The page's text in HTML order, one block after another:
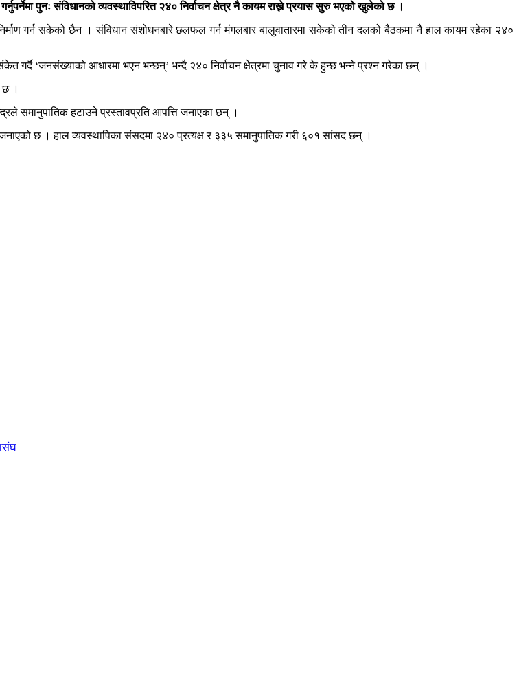
गर्नुपर्नेमा पुनः संविधानको व्यवस्थाविपरित २४० निर्वाचन क्षेत्र नै कायम राख्ने प्रयास सुरु भएको खुलेको छ ।
गर्न सकेको छैन । संविधान संशोधनबारे छलफल गर्न मंगलबार बालुवातारमा सकेको तीन दलको बैठकमा नै हाल कायम रहेका २४०
गर्दै ‘जनसंख्याको आधारमा भएन भन्छन्’ भन्दै २४० निर्वाचन क्षेत्रमा चुनाव गरे के हुन्छ भन्ने प्रश्न गरेका छन् ।
छ ।
समानुपातिक हटाउने प्रस्तावप्रति आपत्ति जनाएका छन् ।
छ । हाल व्यवस्थापिका संसदमा २४० प्रत्यक्ष र ३३५ समानुपातिक गरी ६०१ सांसद छन् ।